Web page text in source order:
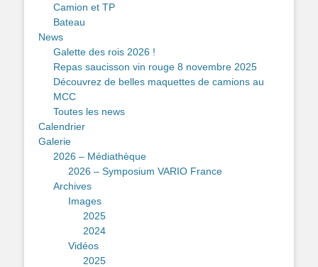
Camion et TP
Bateau
News
Galette des rois 2026 !
Repas saucisson vin rouge 8 novembre 2025
Découvrez de belles maquettes de camions au
MCC
Toutes les news
Calendrier
Galerie
2026 – Médiathèque
2026 – Symposium VARIO France
Archives
Images
2025
2024
Vidéos
2025